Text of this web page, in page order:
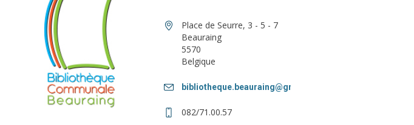
Place de Seurre, 3 - 5 - 7
Beauraing
5570
Belgique
bibliotheque.beauraing@gmail.com
082/71.00.57